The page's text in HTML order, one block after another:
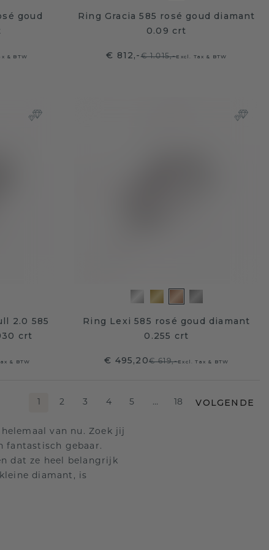
goud
& BTW
Ring Gracia 585 rosé goud diamant
0.09 crt
€ 812,-€ 1.015,-Excl. Tax & BTW
2.0 585
crt
& BTW
Ring Lexi 585 rosé goud diamant
0.255 crt
€ 495,20€ 619,-Excl. Tax & BTW
1 2 3 4 5 … 18 VOLGENDE
van nu. Zoek jij
fantastisch gebaar.
dat ze heel belangrijk
diamant, is